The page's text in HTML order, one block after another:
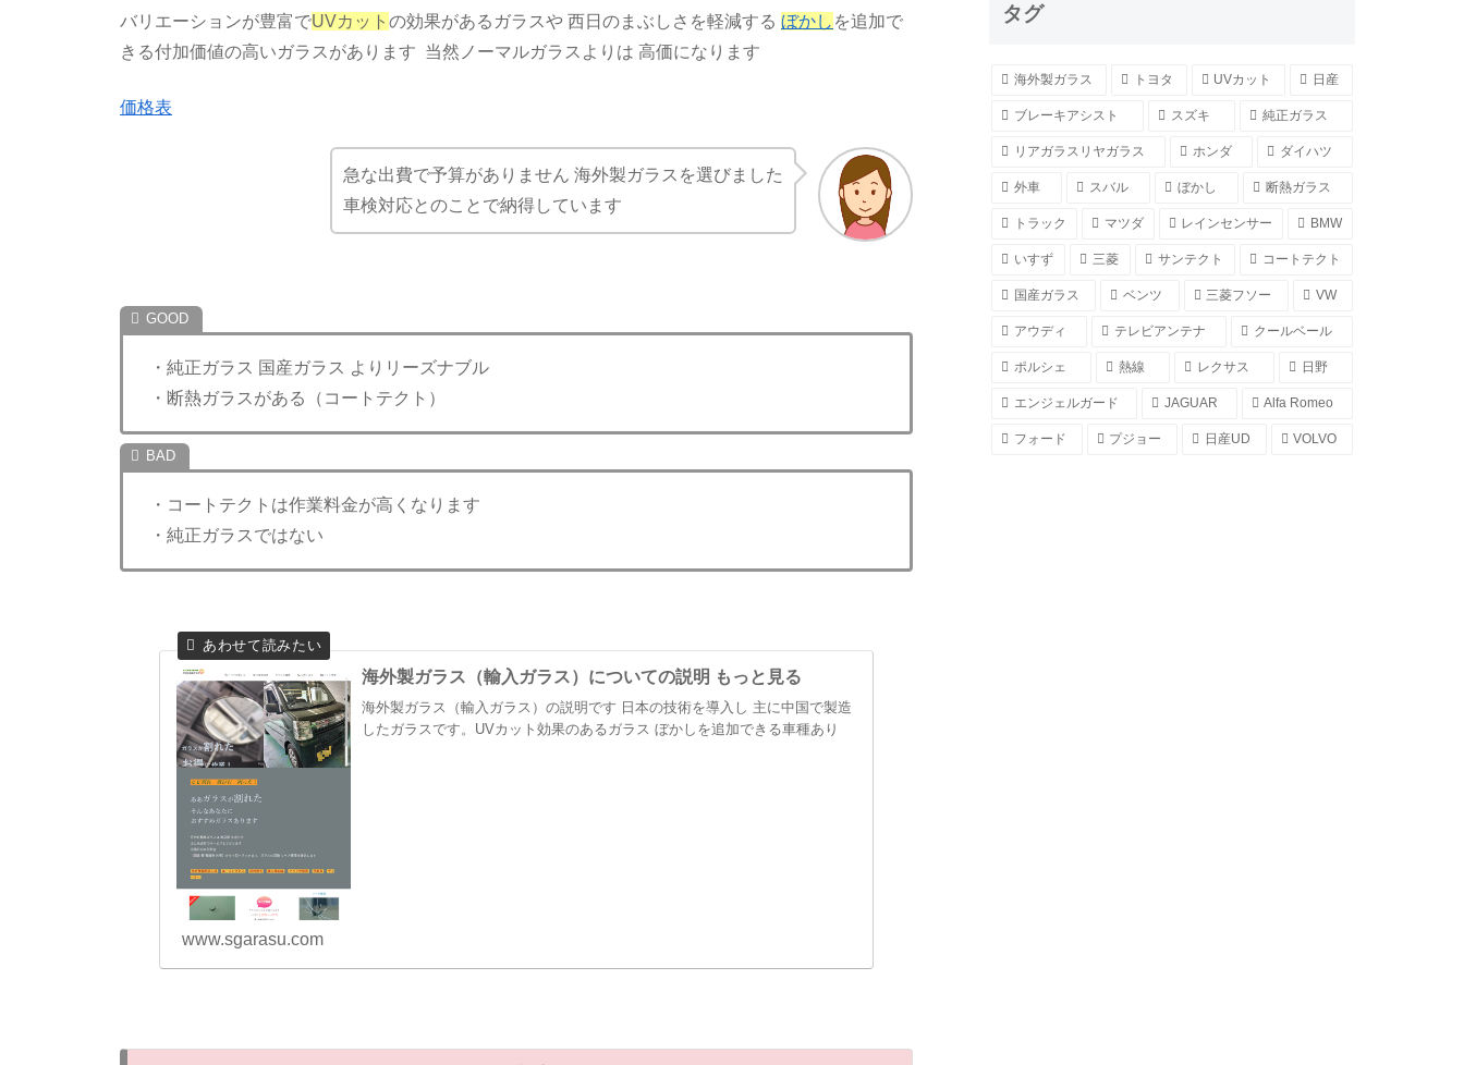
バリエーションが豊富でUVカット の効果があるガラスや 西日のまぶしさを軽減する ぼかし を追加で
きる付加価値の高いガラスがあります 当然ノーマルガラスよりは 高価になります
価格表
急な出費で予算がありません 海外製ガラスを選びました
車検対応とのことで納得しています
・純正ガラス 国産ガラス よりリーズナブル
・断熱ガラスがある（コートテクト）
・コートテクトは作業料金が高くなります
・純正ガラスではない
海外製ガラス（輸入ガラス）についての説明 もっと見る
海外製ガラス（輸入ガラス）の説明です 日本の技術を導入し 主に中国で製造
したガラスです。UVカット効果のあるガラス ぼかしを追加できる車種あり
www.sgarasu.com
タグ
海外製ガラス トヨタ UVカット 日産
ブレーキアシスト スズキ 純正ガラス
リアガラスリヤガラス ホンダ ダイハツ
外車 スバル ぼかし 断熱ガラス
トラック マツダ レインセンサー BMW
いすず 三菱 サンテクト コートテクト
国産ガラス ベンツ 三菱フソー VW
アウディ テレビアンテナ クールベール
ポルシェ 熱線 レクサス 日野
エンジェルガード JAGUAR Alfa Romeo
フォード プジョー 日産UD VOLVO